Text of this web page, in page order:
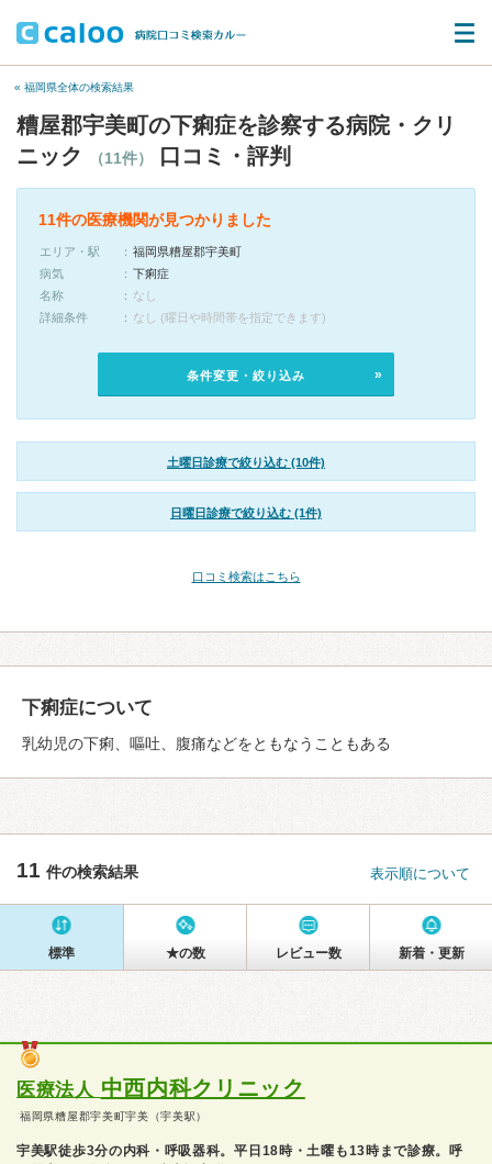
« 福岡県全体の検索結果
糟屋郡宇美町の下痢症を診察する病院・クリ
ニック
（11件） 口コミ・評判
11件の医療機関が見つかりました
エリア・駅
福岡県糟屋郡宇美町
病気
下痢症
名称
なし
詳細条件
なし (曜日や時間帯を指定できます)
条件変更・絞り込み
土曜日診療で絞り込む (10件)
日曜日診療で絞り込む (1件)
口コミ検索はこちら
下痢症について
乳幼児の下痢、嘔吐、腹痛などをともなうこともある
11 件の検索結果 表示順について
標準 ★の数 レビュー数 新着・更新
医療法人 中西内科クリニック
福岡県糟屋郡宇美町宇美（宇美駅）
宇美駅徒歩3分の内科・呼吸器科。平日18時・土曜も13時まで診療。呼